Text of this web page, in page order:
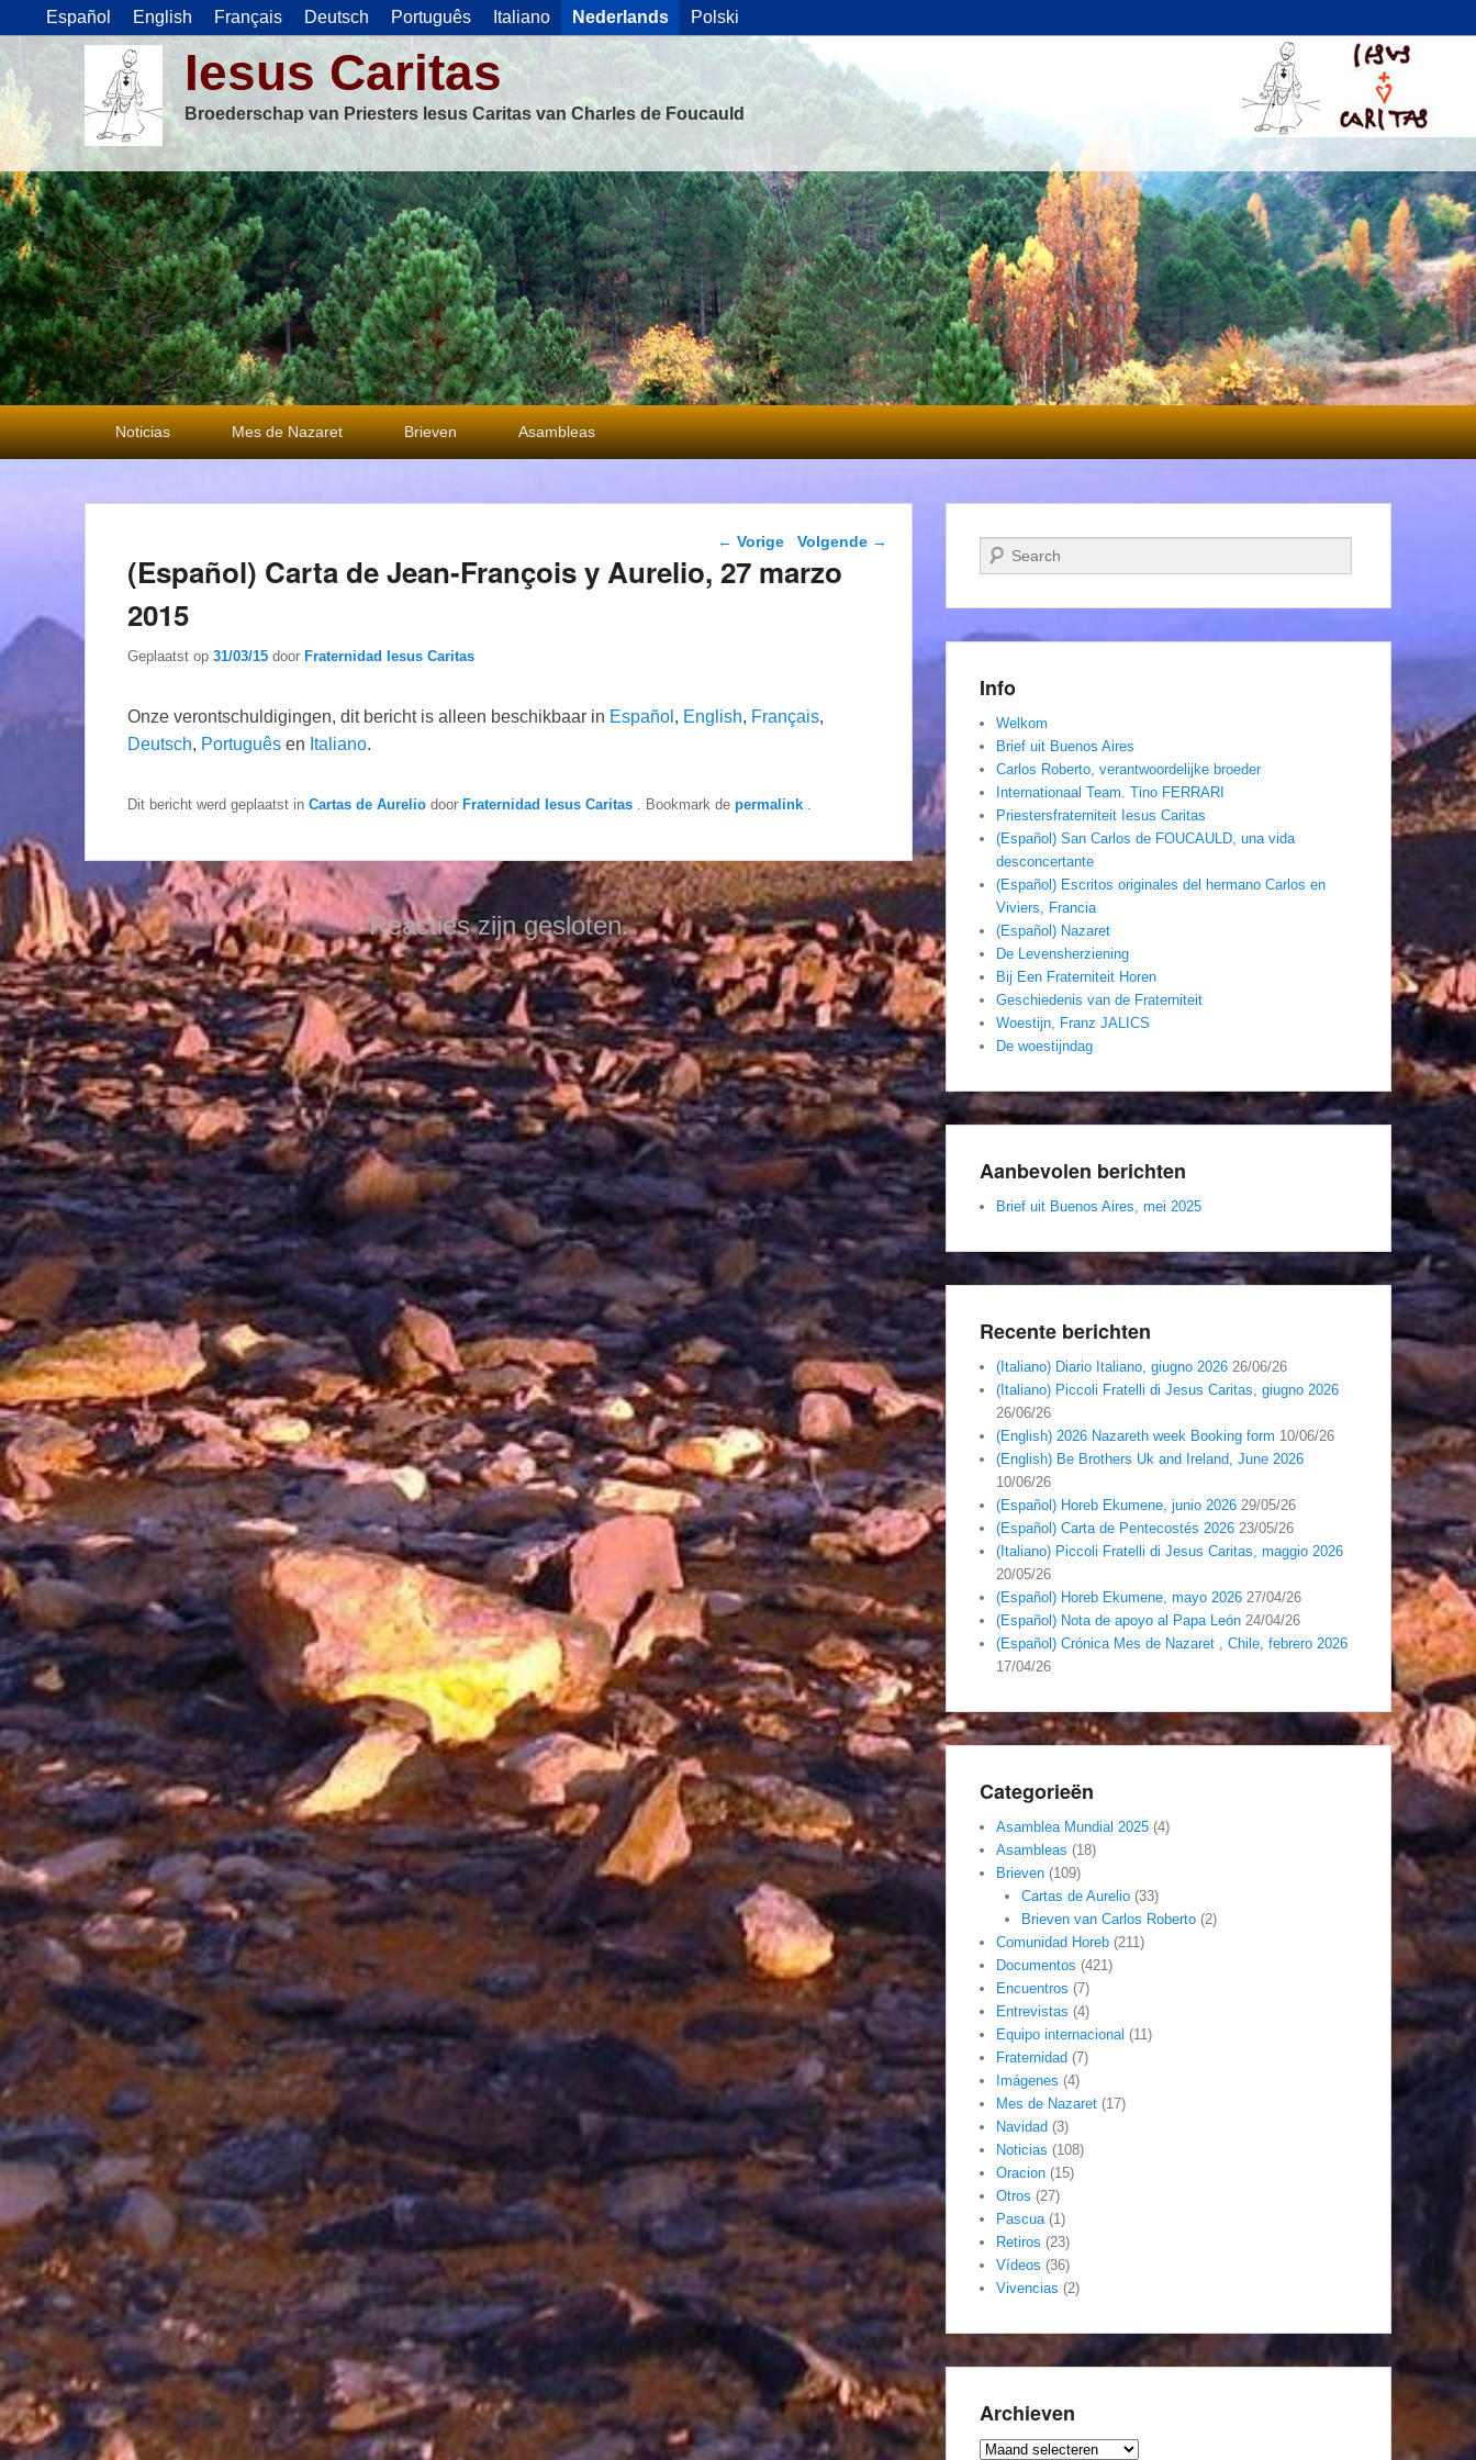
Español English Français Deutsch Português Italiano Nederlands Polski
Iesus Caritas
Broederschap van Priesters Iesus Caritas van Charles de Foucauld
Primair
menu
Noticias Mes de Nazaret Brieven Asambleas
Berichtnavigatie
← Vorige Volgende →
(Español) Carta de Jean-François y Aurelio, 27 marzo
2015
Geplaatst op 31/03/15 door Fraternidad Iesus Caritas
Onze verontschuldigingen, dit bericht is alleen beschikbaar in Español , English, Français,
Deutsch, Português en Italiano.
Dit bericht werd geplaatst in Cartas de Aurelio door Fraternidad Iesus Caritas . Bookmark de permalink
Reacties zijn gesloten.
Zoeken
Info
Welkom
Brief uit Buenos Aires
Carlos Roberto, verantwoordelijke broeder
Internationaal Team. Tino FERRARI
Priestersfraterniteit Iesus Caritas
(Español) San Carlos de FOUCAULD, una vida
desconcertante
(Español) Escritos originales del hermano Carlos en
Viviers, Francia
(Español) Nazaret
De Levensherziening
Bij Een Fraterniteit Horen
Geschiedenis van de Fraterniteit
Woestijn, Franz JALICS
De woestijndag
Aanbevolen berichten
Brief uit Buenos Aires, mei 2025
Recente berichten
(Italiano) Diario Italiano, giugno 2026 26/06/26
(Italiano) Piccoli Fratelli di Jesus Caritas, giugno 2026
26/06/26
(English) 2026 Nazareth week Booking form 10/06/26
(English) Be Brothers Uk and Ireland, June 2026
10/06/26
(Español) Horeb Ekumene, junio 2026 29/05/26
(Español) Carta de Pentecostés 2026 23/05/26
(Italiano) Piccoli Fratelli di Jesus Caritas, maggio 2026
20/05/26
(Español) Horeb Ekumene, mayo 2026 27/04/26
(Español) Nota de apoyo al Papa León 24/04/26
(Español) Crónica Mes de Nazaret , Chile, febrero 2026
17/04/26
Categorieën
Asamblea Mundial 2025 (4)
Asambleas (18)
Brieven (109)
Cartas de Aurelio(33)
Brieven van Carlos Roberto(2)
Comunidad Horeb (211)
Documentos (421)
Encuentros (7)
Entrevistas (4)
Equipo internacional (11)
Fraternidad (7)
Imágenes (4)
Mes de Nazaret (17)
Navidad (3)
Noticias (108)
Oracion (15)
Otros (27)
Pascua(1)
Retiros (23)
Vídeos (36)
Vivencias (2)
Archieven
Archieven